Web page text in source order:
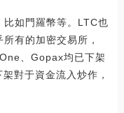
如門羅幣等。LTC也
有的加密交易所，
、Gopax均已下架
對于資金流入炒作，